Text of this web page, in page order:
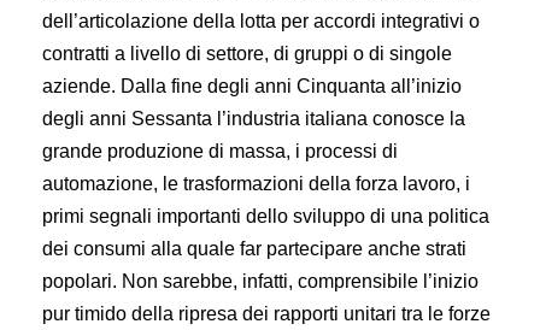
dell’articolazione della lotta per accordi integrativi o
contratti a livello di settore, di gruppi o di singole
aziende. Dalla fine degli anni Cinquanta all’inizio
degli anni Sessanta l’industria italiana conosce la
grande produzione di massa, i processi di
automazione, le trasformazioni della forza lavoro, i
primi segnali importanti dello sviluppo di una politica
dei consumi alla quale far partecipare anche strati
popolari. Non sarebbe, infatti, comprensibile l’inizio
pur timido della ripresa dei rapporti unitari tra le forze